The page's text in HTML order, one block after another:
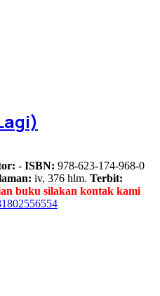
- ISBN: 978-623-174-968-0
iv, 376 hlm. Terbit:
buku silakan kontak kami